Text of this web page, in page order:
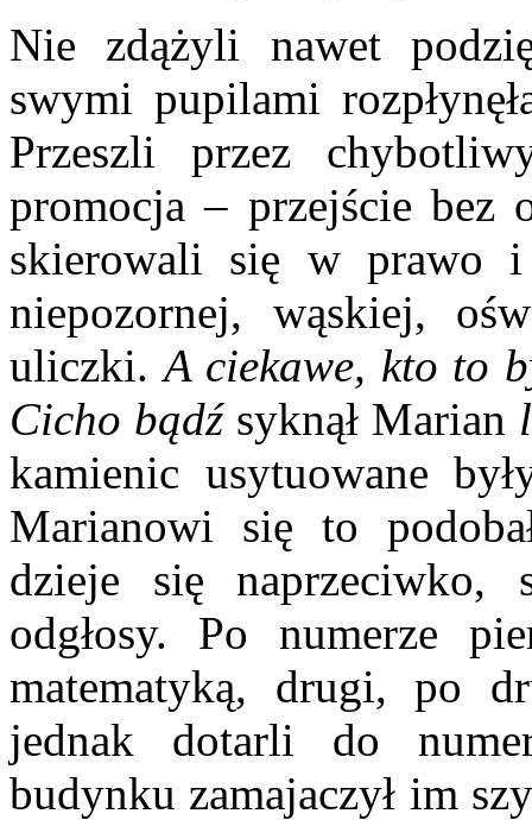
Nie zdążyli nawet
swymi pupilami
Przeszli przez
promocja – przejście bez
skierowali się w
niepozornej, wąskiej,
uliczki.A ciekawe, kto to
Cicho bądźsyknął Marian
kamienic usytuowane
Marianowi się to
dzieje się naprzeciwko,
odgłosy. Po numerze
matematyką, drugi, po
jednak dotarli do
budynku zamajaczył im